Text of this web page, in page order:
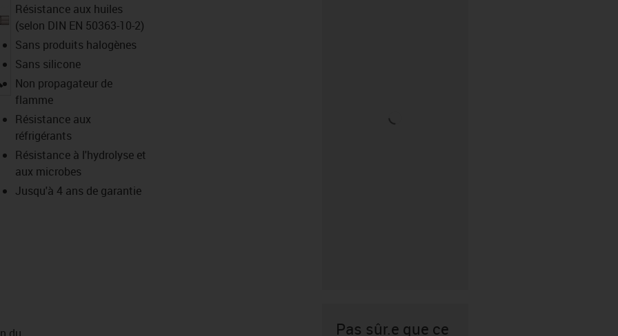
igus-icon-lupe
Résistance aux huiles
(selon DIN EN 50363-10-2)
Sans produits halogènes
Sans silicone
Non propagateur de
flamme
Résistance aux
réfrigérants
Résistance à l'hydrolyse et
aux microbes
Jusqu'à 4 ans de garantie
du
Pas sûr.e que ce